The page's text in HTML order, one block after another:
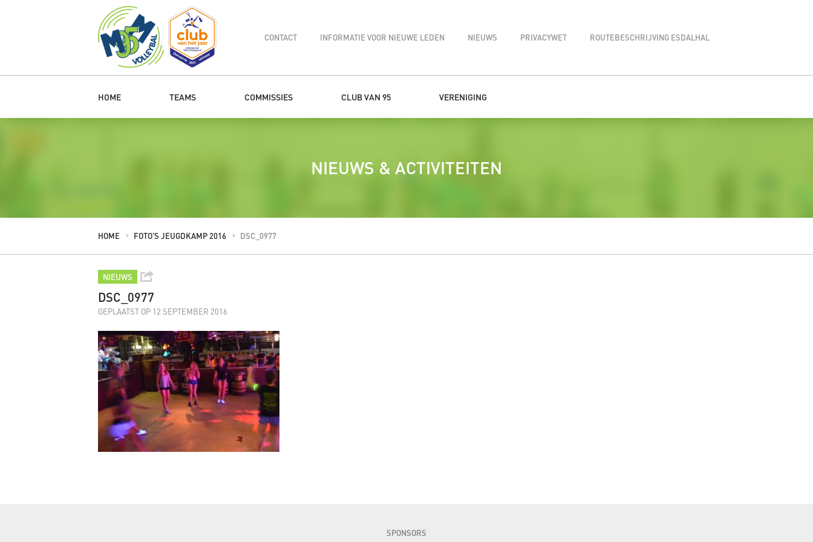
CONTACT INFORMATIE VOOR NIEUWE LEDEN NIEUWS PRIVACYWET ROUTEBESCHRIJVING ESDALHAL
HOME TEAMS COMMISSIES CLUB VAN 95 VERENIGING
NIEUWS & ACTIVITEITEN
HOME FOTO’S JEUGDKAMP 2016 DSC_0977
NIEUWS
DSC_0977
GEPLAATST OP 12 SEPTEMBER 2016
SPONSORS